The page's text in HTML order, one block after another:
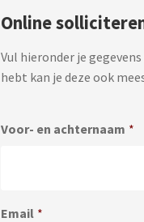
Online
Vul hieronder je
hebt kan je deze ook
Voor- en achternaam *
Email *